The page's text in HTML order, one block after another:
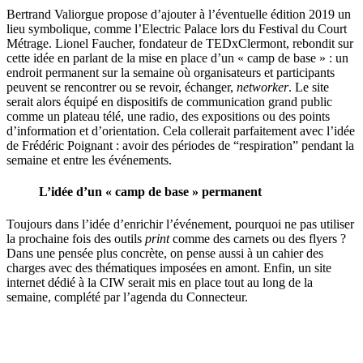
Bertrand Valiorgue propose d’ajouter à l’éventuelle édition 2019 un
lieu symbolique, comme l’Electric Palace lors du Festival du Court
Métrage. Lionel Faucher, fondateur de TEDxClermont, rebondit sur
cette idée en parlant de la mise en place d’un « camp de base » : un
endroit permanent sur la semaine où organisateurs et participants
peuvent se rencontrer ou se revoir, échanger, networker. Le site
serait alors équipé en dispositifs de communication grand public
comme un plateau télé, une radio, des expositions ou des points
d’information et d’orientation. Cela collerait parfaitement avec l’idée
de Frédéric Poignant : avoir des périodes de “respiration” pendant la
semaine et entre les événements.
L’idée d’un « camp de base » permanent
Toujours dans l’idée d’enrichir l’événement, pourquoi ne pas utiliser
la prochaine fois des outils printcomme des carnets ou des flyers ?
Dans une pensée plus concrète, on pense aussi à un cahier des
charges avec des thématiques imposées en amont. Enfin, un site
internet dédié à la CIW serait mis en place tout au long de la
semaine, complété par l’agenda du Connecteur.